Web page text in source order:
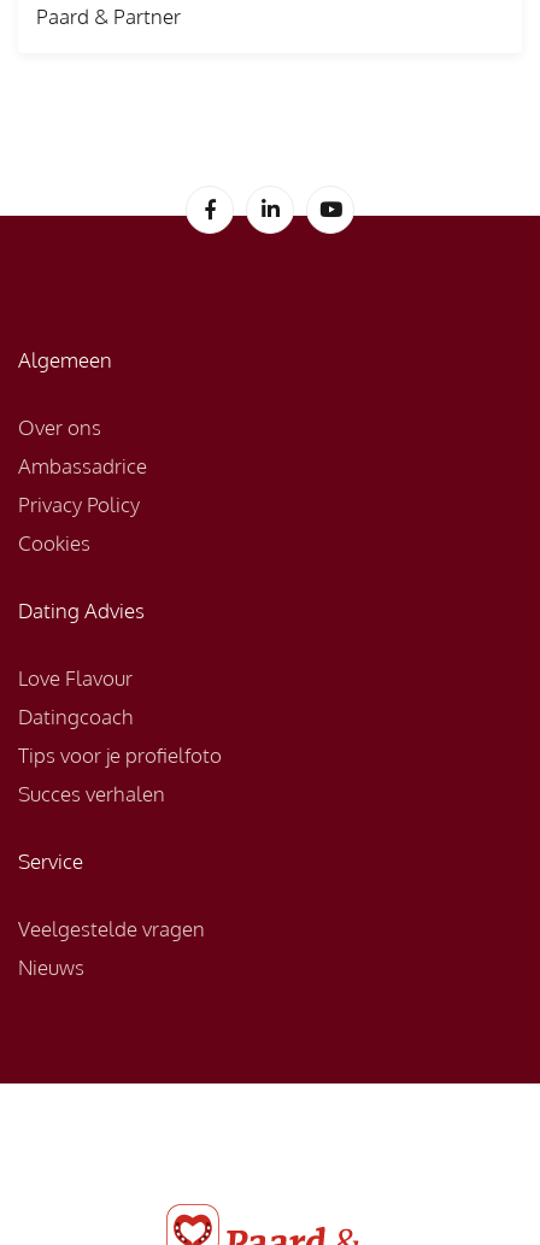
Paard & Partner
Algemeen
Over ons
Ambassadrice
Privacy Policy
Cookies
Dating Advies
Love Flavour
Datingcoach
Tips voor je profielfoto
Succes verhalen
Service
Veelgestelde vragen
Nieuws